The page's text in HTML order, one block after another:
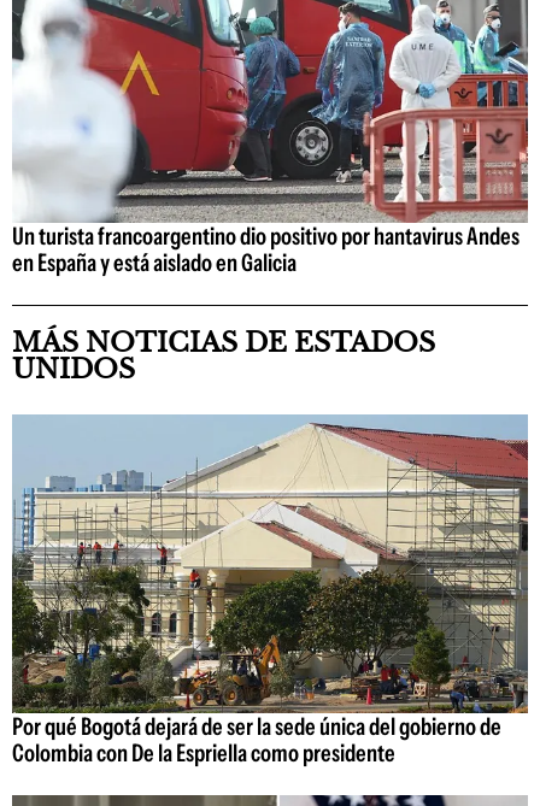
Un turista francoargentino dio positivo por hantavirus Andes
en España y está aislado en Galicia
MÁS NOTICIAS DE ESTADOS
UNIDOS
Por qué Bogotá dejará de ser la sede única del gobierno de
Colombia con De la Espriella como presidente